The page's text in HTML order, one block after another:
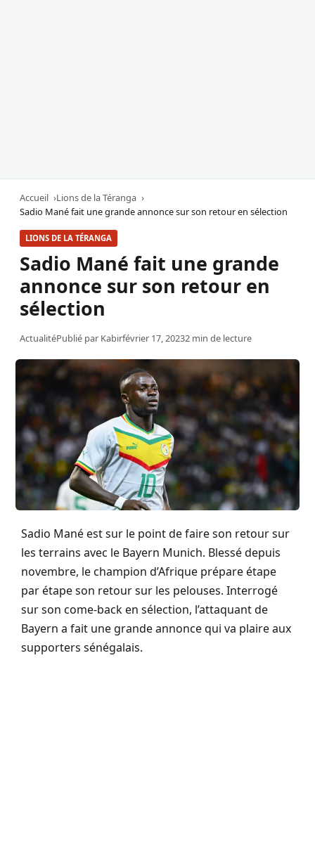
Accueil
Lions de la Téranga
Sadio Mané fait une grande annonce sur son retour en sélection
LIONS DE LA TÉRANGA
Sadio Mané fait une grande
annonce sur son retour en
sélection
ActualitéPublié par Kabirfévrier 17, 20232 min de lecture
Sadio Mané est sur le point de faire son retour sur
les terrains avec le Bayern Munich. Blessé depuis
novembre, le champion d’Afrique prépare étape
par étape son retour sur les pelouses. Interrogé
sur son come-back en sélection, l’attaquant de
Bayern a fait une grande annonce qui va plaire aux
supporters sénégalais.